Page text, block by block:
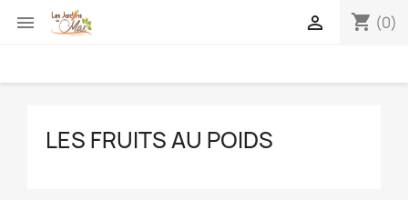
 shopping_cart (0)

LES FRUITS AU POIDS